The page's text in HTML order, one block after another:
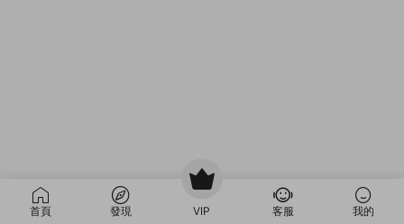
首頁 發現 VIP 客服 我的